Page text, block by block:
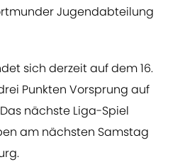
Jugendabteilung
sich derzeit auf dem 16.
Punkten Vorsprung auf
nächste Liga-Spiel
am nächsten Samstag